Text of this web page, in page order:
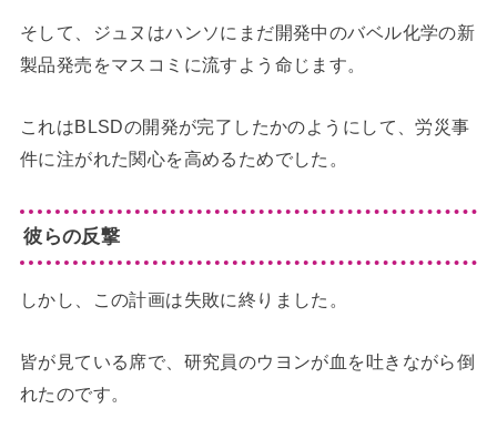
そして、ジュヌはハンソにまだ開発中のバベル化学の新
製品発売をマスコミに流すよう命じます。
これはBLSDの開発が完了したかのようにして、労災事
件に注がれた関心を高めるためでした。
彼らの反撃
しかし、この計画は失敗に終りました。
皆が見ている席で、研究員のウヨンが血を吐きながら倒
れたのです。